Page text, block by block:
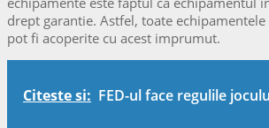
drept garantie. Astfel, toate
pot fi acoperite cu acest imprumut.
Citeste si: FED-ul face regulile